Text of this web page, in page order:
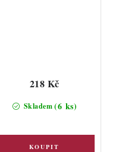
Skladem(6 ks)
218 Kč